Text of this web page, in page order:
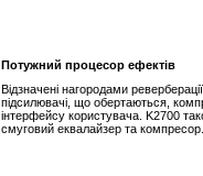
Потужний процесор ефектів
Відзначені нагородами
підсилювачі, що обертаються,
інтерфейсу користувача. K2700
смуговий еквалайзер та компресор.